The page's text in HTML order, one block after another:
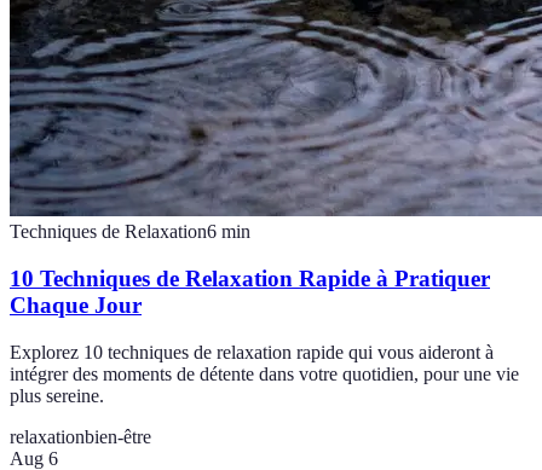
Techniques de Relaxation6 min
10 Techniques de Relaxation Rapide à Pratiquer
Chaque Jour
Explorez 10 techniques de relaxation rapide qui vous aideront à
intégrer des moments de détente dans votre quotidien, pour une vie
plus sereine.
relaxationbien-être
Aug 6